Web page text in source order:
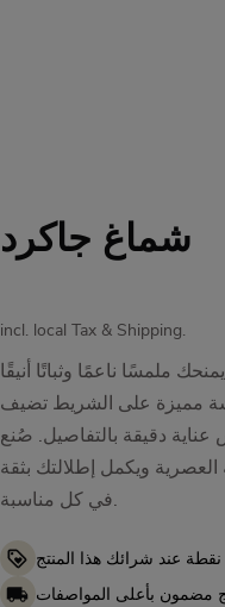
شماغ جاكرد
incl. local Tax & Shipping.
بخامة قطن طبيعي 100% يمنحك ملمسًا ناعمًا وثباتًا أنيقًا
مميزة على الشريط تضيف
دقيقة بالتفاصيل. صُنع
ويكمل إطلالتك بثقة
في كل مناسبة.
نقطة عند شرائك هذا المنتج
مضمون بأعلى المواصفات